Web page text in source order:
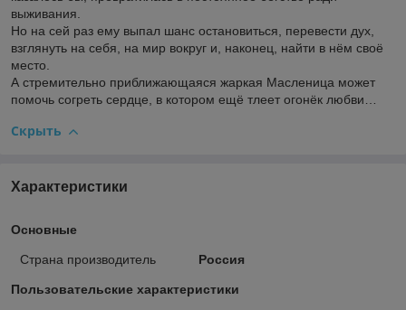
выживания.
Но на сей раз ему выпал шанс остановиться, перевести дух,
взглянуть на себя, на мир вокруг и, наконец, найти в нём своё
место.
А стремительно приближающаяся жаркая Масленица может
помочь согреть сердце, в котором ещё тлеет огонёк любви…
Скрыть
Характеристики
Основные
Страна производитель Россия
Пользовательские характеристики